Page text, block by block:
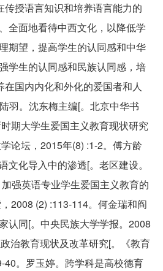
传授语言知识和培养语言能力的
全面地看待中西文化，以降低学
期望，提高学生的认同感和中华
学生的认同感和民族认同感，培
在国内内化和外化的爱国者和人
羽。沈东梅主编[。北京中华书
期大学生爱国主义教育现状研究
论坛，2015年(8) :1-2。傅方龄
文化导入中的渗透[。老区建设。
强英语专业学生爱国主义教育的
2008 (2) :113-114。何金瑞和阎
认同[。中央民族大学学报。2008
治教育现状及改革研究[。《教育
40。罗玉婷。跨学科是高校德育